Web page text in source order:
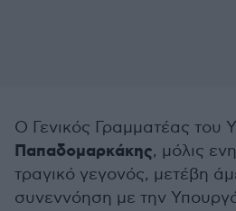
Ο Γενικός Γραμματέας του
Παπαδομαρκάκης, μόλις
τραγικό γεγονός, μετέβη
συνεννόηση με την